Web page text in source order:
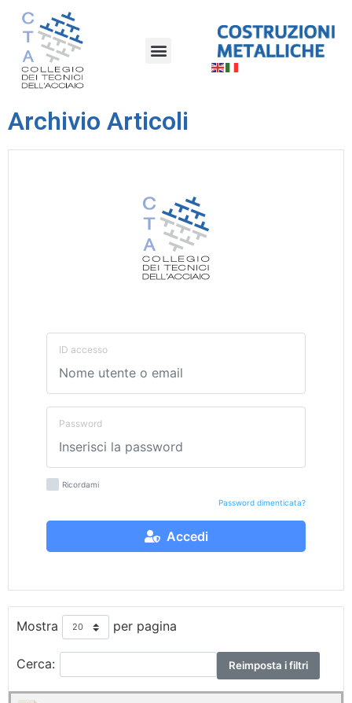
Archivio Articoli
ID accesso
Password
Ricordami
Password dimenticata?
Accedi
Mostra per pagina
Cerca: Reimposta i filtri